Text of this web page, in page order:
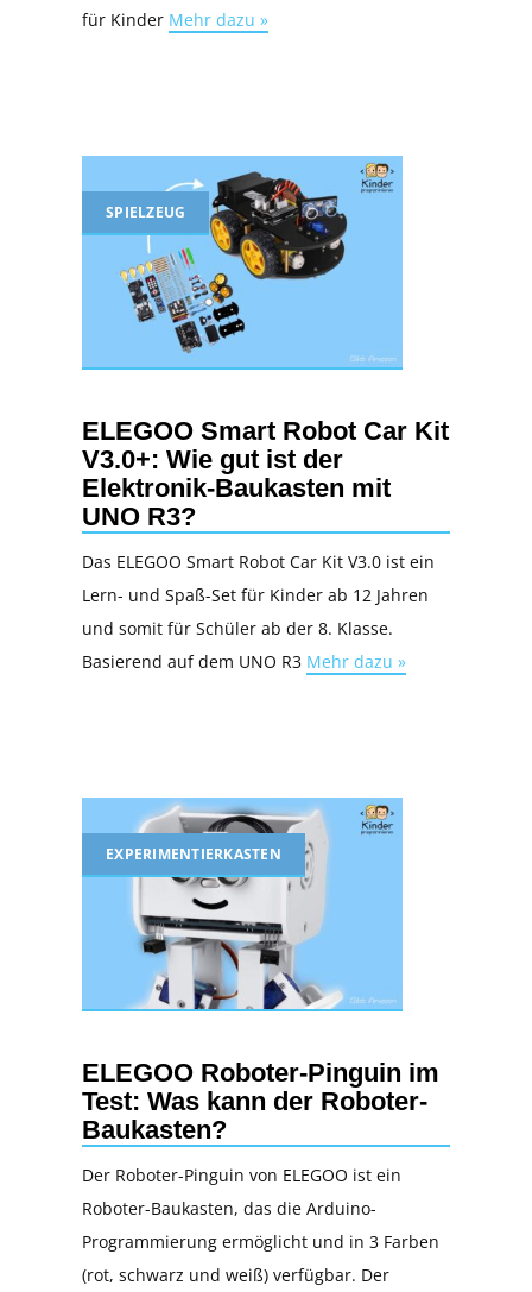
für Kinder Mehr dazu »
SPIELZEUG
ELEGOO Smart Robot Car Kit
V3.0+: Wie gut ist der
Elektronik-Baukasten mit
UNO R3?
Das ELEGOO Smart Robot Car Kit V3.0 ist ein
Lern- und Spaß-Set für Kinder ab 12 Jahren
und somit für Schüler ab der 8. Klasse.
Basierend auf dem UNO R3 Mehr dazu »
EXPERIMENTIERKASTEN
ELEGOO Roboter-Pinguin im
Test: Was kann der Roboter-
Baukasten?
Der Roboter-Pinguin von ELEGOO ist ein
Roboter-Baukasten, das die Arduino-
Programmierung ermöglicht und in 3 Farben
(rot, schwarz und weiß) verfügbar. Der